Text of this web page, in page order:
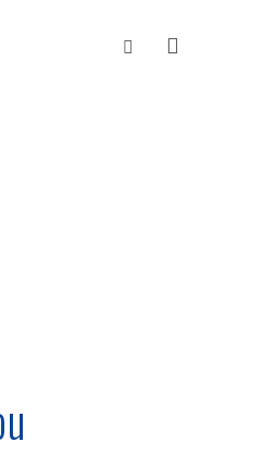
Vyhledávání